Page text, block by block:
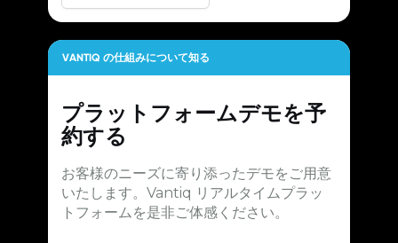
VANTIQ の仕組みについて知る
プラットフォームデモを予
約する
お客様のニーズに寄り添ったデモをご用意
いたします。Vantiq リアルタイムプラッ
トフォームを是非ご体感ください。